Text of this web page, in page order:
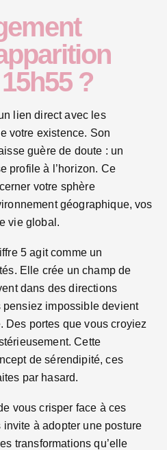
?
lien direct avec les
votre existence. Son
guère de doute : un
profile à l’horizon. Ce
votre sphère
géographique, vos
vie global.
5 agit comme un
Elle crée un champ de
dans des directions
impossible devient
Des portes que vous croyiez
Cette
de sérendipité, ces
par hasard.
vous crisper face à ces
à adopter une posture
transformations qu’elle